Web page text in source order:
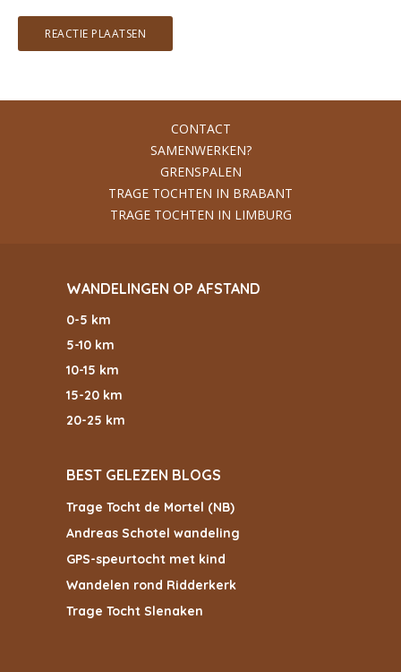
CONTACT
SAMENWERKEN?
GRENSPALEN
TRAGE TOCHTEN IN BRABANT
TRAGE TOCHTEN IN LIMBURG
WANDELINGEN OP AFSTAND
0-5 km
5-10 km
10-15 km
15-20 km
20-25 km
BEST GELEZEN BLOGS
Trage Tocht de Mortel (NB)
Andreas Schotel wandeling
GPS-speurtocht met kind
Wandelen rond Ridderkerk
Trage Tocht Slenaken